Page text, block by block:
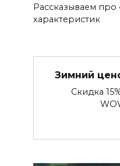
Рассказываем
характеристик
Зимний
Скидка